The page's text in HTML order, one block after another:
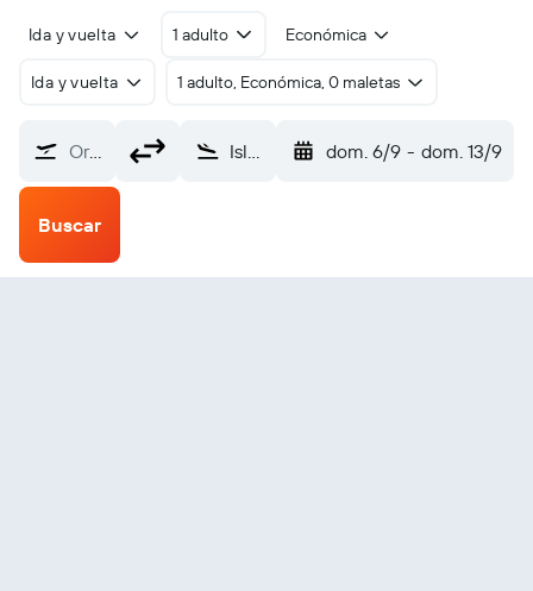
Ida y vuelta 1 adulto Económica
Ida y vuelta 1 adulto, Económica, 0 maletas
Origen Isle of Benbecula (BEB) dom. 6/9 - dom. 13/9
Buscar